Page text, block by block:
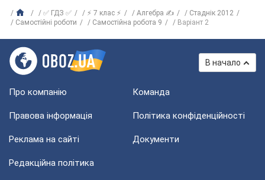
✅ ГДЗ ✅ ⚡ 7 клас ⚡ Алгебра ✍
Стаднік 2012
Самостійні роботи
Самостійна робота 9 Варіант 2
В начало
Про компанію Команда
Правова інформація Політика конфіденційності
Реклама на сайті Документи
Редакційна політика